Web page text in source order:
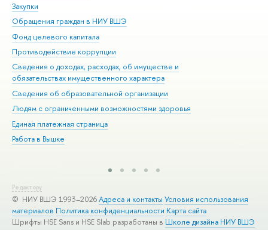
Закупки
Обращения граждан в НИУ ВШЭ
Фонд целевого капитала
Противодействие коррупции
Сведения о доходах, расходах, об имуществе и
обязательствах имущественного характера
Сведения об образовательной организации
Людям с ограниченными возможностями здоровья
Единая платежная страница
Работа в Вышке
Редактору
© НИУ ВШЭ 1993–2026Адреса и контакты Условия использования
материалов Политика конфиденциальности Карта сайта
Шрифты HSE Sans и HSE Slab разработаны в Школе дизайна НИУ ВШЭ